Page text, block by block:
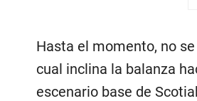
Hasta el momento, no
cual inclina la balanza
escenario base de